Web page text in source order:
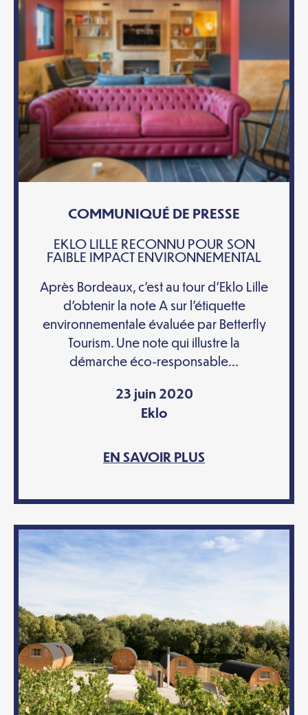
COMMUNIQUÉ DE PRESSE
EKLO LILLE RECONNU POUR SON
FAIBLE IMPACT ENVIRONNEMENTAL
Après Bordeaux, c’est au tour d’Eklo Lille
d’obtenir la note A sur l’étiquette
environnementale évaluée par Betterfly
Tourism. Une note qui illustre la
démarche éco-responsable...
23 juin 2020
Eklo
EN SAVOIR PLUS